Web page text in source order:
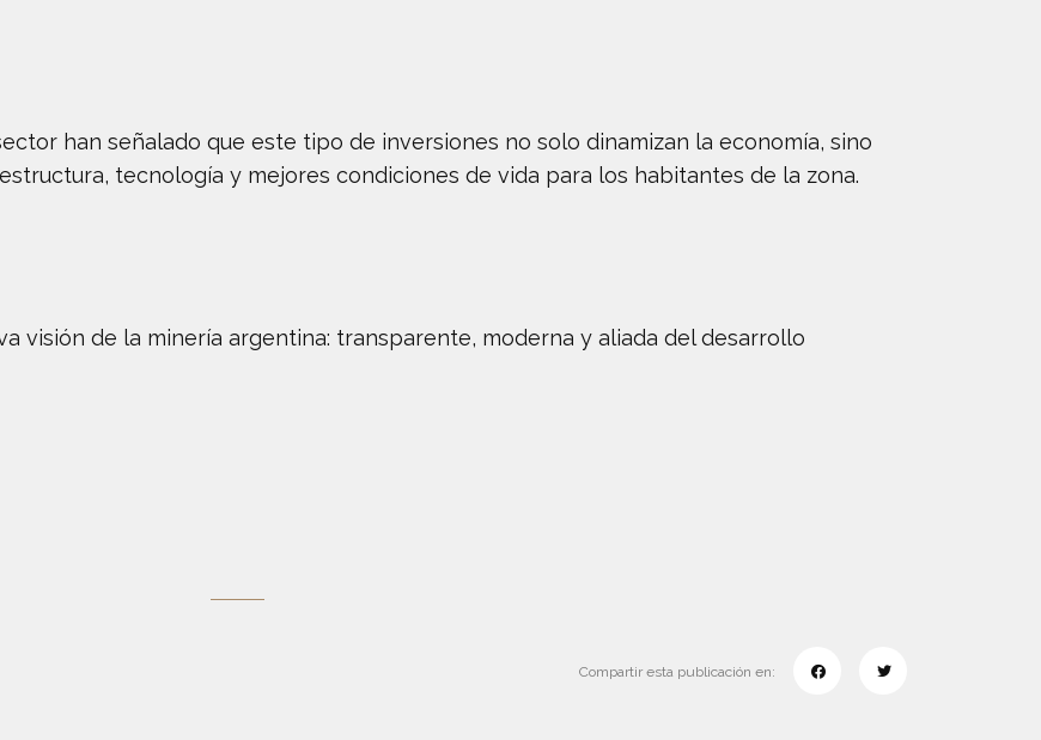
han señalado que este tipo de inversiones no solo dinamizan la economía, sino
tecnología y mejores condiciones de vida para los habitantes de la zona.
visión de la minería argentina: transparente, moderna y aliada del desarrollo
Compartir esta publicación en: